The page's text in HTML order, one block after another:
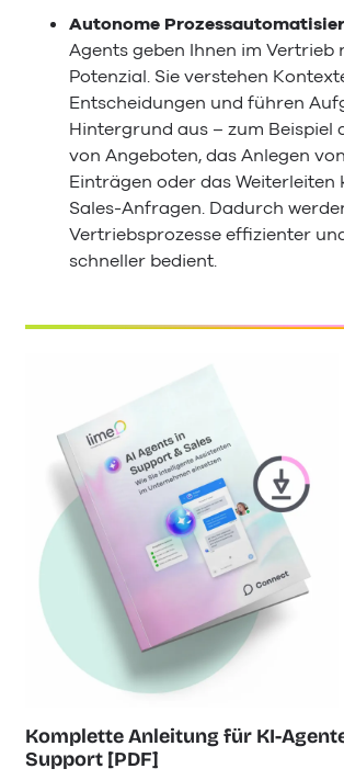
Autonome
Agents geben Ihnen im Vertrieb
Potenzial. Sie verstehen
Entscheidungen und führen
Hintergrund aus – zum Beispiel
von Angeboten, das Anlegen
Einträgen oder das Weiterleiten
Sales-Anfragen. Dadurch
Vertriebsprozesse effizienter
schneller bedient.
Komplette Anleitung für KI-
Support [PDF]